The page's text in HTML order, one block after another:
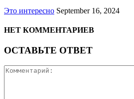
Это интересно September 16, 2024
НЕТ КОММЕНТАРИЕВ
ОСТАВЬТЕ ОТВЕТ